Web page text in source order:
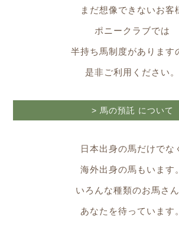
まだ想像できないお客
ポニークラブでは
半持ち馬制度があります
是非ご利用ください。
> 馬の預託 について
日本出身の馬だけでな
海外出身の馬もいます。
いろんな種類のお馬さ
あなたを待っています。